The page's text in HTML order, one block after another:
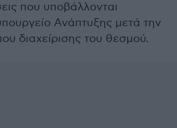
που υποβάλλονται
Ανάπτυξης μετά την
διαχείρισης του θεσμού.